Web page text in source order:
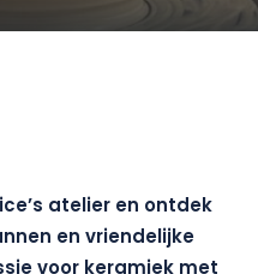
atelier en ontdek
en vriendelijke